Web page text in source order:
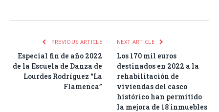
PREVIOUS ARTICLE
Especial fin de año 2022
de la Escuela de Danza de
Lourdes Rodríguez “La
Flamenca”
NEXT ARTICLE
Los 170 mil euros
destinados en 2022 a la
rehabilitación de
viviendas del casco
histórico han permitido
la mejora de 18 inmuebles